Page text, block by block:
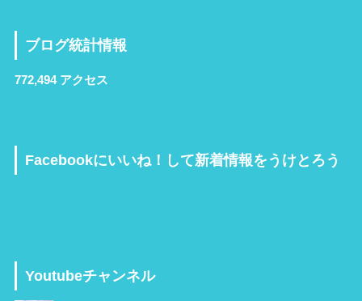
ブログ統計情報
772,494 アクセス
Facebookにいいね！して新着情報をうけとろう
Youtubeチャンネル